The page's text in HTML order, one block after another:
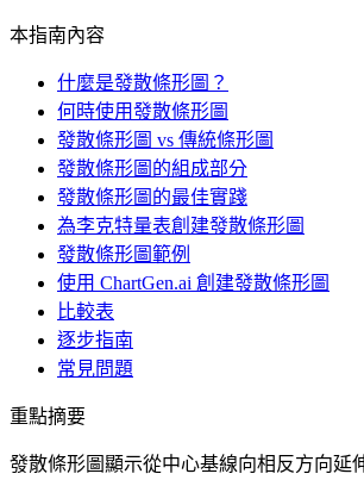
本指南內容
什麼是發散條形圖？
何時使用發散條形圖
發散條形圖 vs 傳統條形圖
發散條形圖的組成部分
發散條形圖的最佳實踐
為李克特量表創建發散條形圖
發散條形圖範例
使用 ChartGen.ai 創建發散條形圖
比較表
逐步指南
常見問題
重點摘要
發散條形圖顯示從中心基線向相反方向延